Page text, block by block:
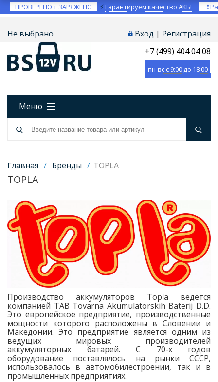
ПРОВЕРЕНО + ЗАРЯЖЕНО ⚡Гарантируем качество АКБ! ❗
Не выбрано Вход | Регистрация
+7 (499) 404 04 08
пн-вс с 9:00 до 18:00
Меню
Главная / Бренды / TOPLA
TOPLA
Производство аккумуляторов Topla ведется
компанией TAB Tovarna Akumulatorskih Baterij D.D.
Это европейское предприятие, производственные
мощности которого расположены в Словении и
Македонии. Это предприятие является одним из
ведущих мировых производителей
аккумуляторных батарей. С 70-х годов
оборудование поставлялось на рынки СССР,
использовалось в автомобилестроении, так и в
промышленных предприятиях.